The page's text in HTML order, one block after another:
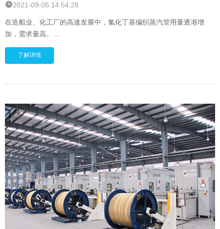
2021-09-05 14:54:28
在造船业、化工厂的高速发展中，氯化丁基编织蒸汽管用量逐渐增
加，需求量高。
利通科技的氯化丁基编织蒸汽管应用于转移最大工作压力和温度在
270PSI和430°F的饱和蒸汽和过热蒸汽，适用于造船厂，化工厂和工
了解详情